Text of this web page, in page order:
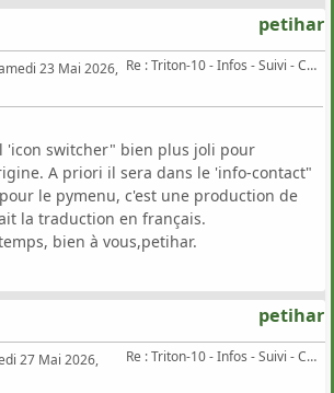
petihar
Re : Triton-10 - Infos - Suivi - Corrections...
23 Mai 2026,
switcher" bien plus joli pour
A priori il sera dans le 'info-contact"
le pymenu, c'est une production de
la traduction en français.
bien à vous,petihar.
petihar
Re : Triton-10 - Infos - Suivi - Corrections...
27 Mai 2026,